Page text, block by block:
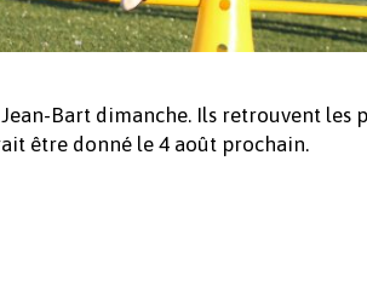
Bart dimanche. Ils retrouvent les
être donné le 4 août prochain.